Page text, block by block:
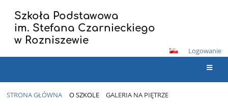
Szkoła Podstawowa
im. Stefana Czarnieckiego
w Rozniszewie
Logowanie
STRONA GŁÓWNA O SZKOLE GALERIA NA PIĘTRZE